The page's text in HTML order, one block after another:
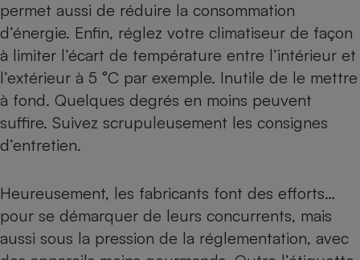
permet aussi de réduire la consommation
d’énergie. Enfin, réglez votre climatiseur de façon
à limiter l’écart de température entre l’intérieur et
l’extérieur à 5 °C par exemple. Inutile de le mettre
à fond. Quelques degrés en moins peuvent
suffire. Suivez scrupuleusement les consignes
d’entretien.
Heureusement, les fabricants font des efforts…
pour se démarquer de leurs concurrents, mais
aussi sous la pression de la réglementation, avec